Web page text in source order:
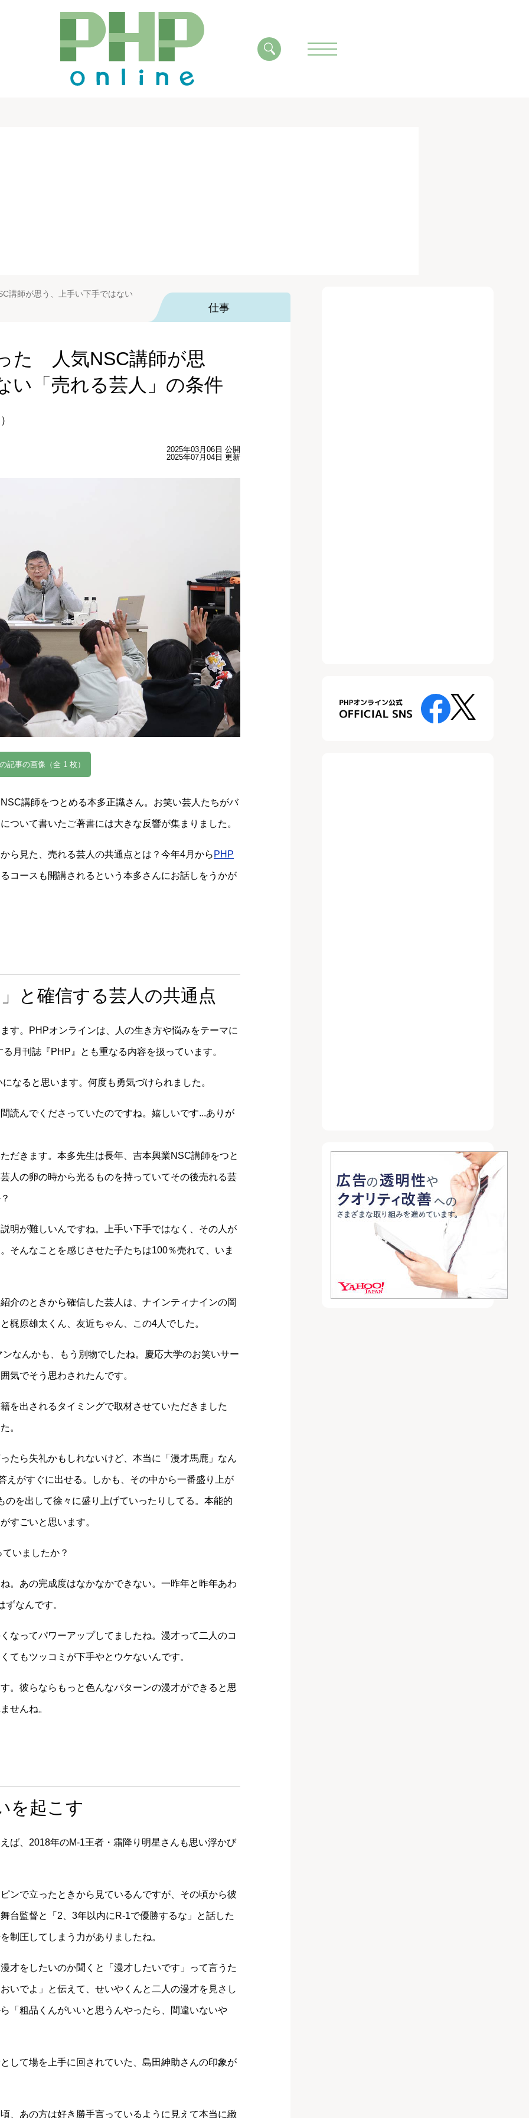
講師が思う、上手い下手ではない
仕事
た 人気NSC講師が思
い「売れる芸人」の条件
2025年03月06日 公開
2025年07月04日 更新
記事の画像（全 1 枚）
講師をつとめる本多正識さん。お笑い芸人たちがバ
ついて書いたご著書には大きな反響が集まりました。
ら見た、売れる芸人の共通点とは？今年4月から PHP
コースも開講されるという本多さんにお話しをうかが
と確信する芸人の共通点
。PHPオンラインは、人の生き方や悩みをテーマに
月刊誌『PHP』とも重なる内容を扱っています。
なると思います。何度も勇気づけられました。
んでくださっていたのですね。嬉しいです...ありが
だきます。本多先生は長年、吉本興業NSC講師をつと
人の卵の時から光るものを持っていてその後売れる芸
明が難しいんですね。上手い下手ではなく、その人が
そんなことを感じさせた子たちは100％売れて、いま
介のときから確信した芸人は、ナインティナインの岡
梶原雄太くん、友近ちゃん、この4人でした。
なんかも、もう別物でしたね。慶応大学のお笑いサー
気でそう思わされたんです。
出されるタイミングで取材させていただきました
。
たら失礼かもしれないけど、本当に「漫才馬鹿」なん
えがすぐに出せる。しかも、その中から一番盛り上が
を出して徐々に盛り上げていったりしてる。本能的
すごいと思います。
いましたか？
。あの完成度はなかなかできない。一昨年と昨年あわ
なんです。
なってパワーアップしてましたね。漫才って二人のコ
てもツッコミが下手やとウケないんです。
。彼らならもっと色んなパターンの漫才ができると思
せんね。
を起こす
、2018年のM-1王者・霜降り明星さんも思い浮かび
ンで立ったときから見ているんですが、その頃から彼
台監督と「2、3年以内にR-1で優勝するな」と話した
制圧してしまう力がありましたね。
才をしたいのか聞くと「漫才したいです」って言うた
いでよ」と伝えて、せいやくんと二人の漫才を見さし
「粗品くんがいいと思うんやったら、間違いないや
て場を上手に回されていた、島田紳助さんの印象が
、あの方は好き勝手言っているように見えて本当に緻